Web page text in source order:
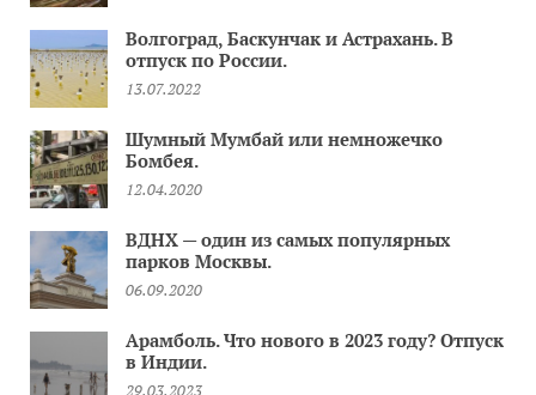
Волгоград, Баскунчак и Астрахань. В
отпуск по России.
13.07.2022
Шумный Мумбай или немножечко
Бомбея.
12.04.2020
ВДНХ — один из самых популярных
парков Москвы.
06.09.2020
Арамболь. Что нового в 2023 году? Отпуск
в Индии.
29.03.2023